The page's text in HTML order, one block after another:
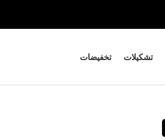
تشكيلات تخفيضات